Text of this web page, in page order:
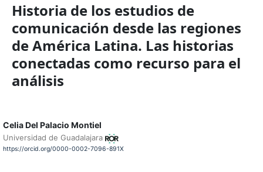
Historia de los estudios de
comunicación desde las regiones
de América Latina. Las historias
conectadas como recurso para el
análisis
Celia Del Palacio Montiel
Universidad de Guadalajara
https://orcid.org/0000-0002-7096-891X